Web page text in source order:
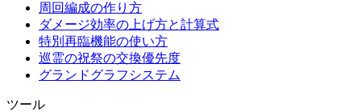
周回編成の作り方
ダメージ効率の上げ方と計算式
特別再臨機能の使い方
巡霊の祝祭の交換優先度
グランドグラフシステム
ツール